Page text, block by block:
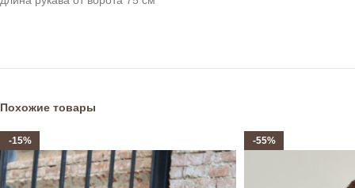
Похожие товары
-15% -55%